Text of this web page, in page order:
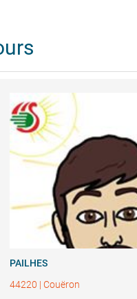
PAILHES
44220 | Couëron